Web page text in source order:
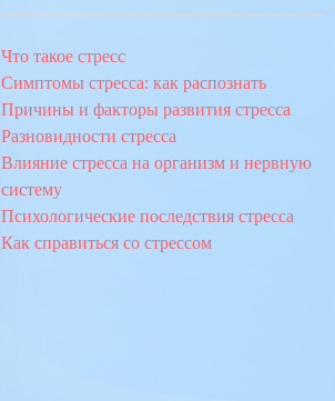
Что такое стресс
Симптомы стресса: как распознать
Причины и факторы развития стресса
Разновидности стресса
Влияние стресса на организм и нервную
систему
Психологические последствия стресса
Как справиться со стрессом